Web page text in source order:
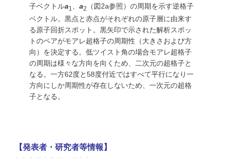
子ベクトルa1 、a2
（図2a参照）の周期を示す逆格子
ベクトル。黒点と赤点がそれぞれの原子層に由来す
る原子回折スポット。黒矢印で示された解析スポッ
トのペアがモアレ超格子の周期性（大きさおよび方
向）を決定する。低ツイスト角の場合モアレ超格子
の周期は様々な方向を向くため、二次元の超格子と
なる。一方62度と58度付近ではすべて平行になり一
方向にしか周期性が存在しないため、一次元の超格
子となる。
【発表者・研究者等情報】